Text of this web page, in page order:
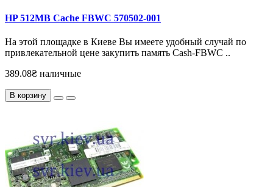
HP 512MB Cache FBWC 570502-001
На этой площадке в Киеве Вы имеете удобный случай по
привлекательной цене закупить память Cash-FBWC ..
389.08₴ наличные
В корзину